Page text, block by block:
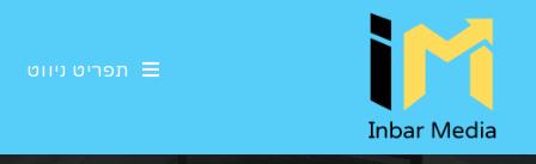
תפריט ניווט